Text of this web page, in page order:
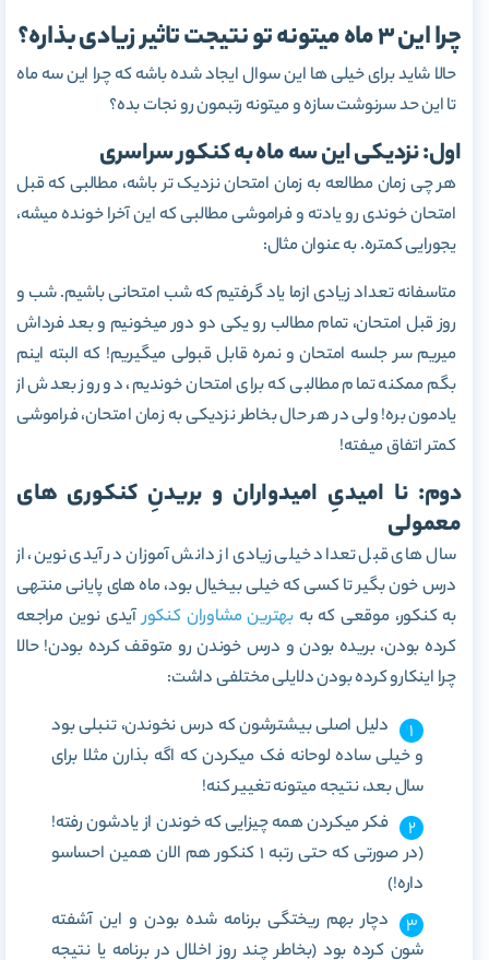
چرا این 3 ماه میتونه تو نتیجت تاثیر زیادی بذاره؟
حالا شاید برای خیلی ها این سوال ایجاد شده باشه که چرا این سه ماه
تا این حد سرنوشت سازه و میتونه رتبمون رو نجات بده؟
اول: نزدیکی این سه ماه به کنکور سراسری
هر چی زمان مطالعه به زمان امتحان نزدیک تر باشه، مطالبی که قبل
امتحان خوندی رو یادته و فراموشی مطالبی که این آخرا خونده میشه،
یجورایی کمتره. به عنوان مثال:
متاسفانه تعداد زیادی ازما یاد گرفتیم که شب امتحانی باشیم. شب و
روز قبل امتحان، تمام مطالب رو یکی دو دور میخونیم و بعد فرداش
میریم سر جلسه امتحان و نمره قابل قبولی میگیریم! که البته اینم
بگم ممکنه تمام مطالبی که برای امتحان خوندیم، دو روز بعدش از
یادمون بره! ولی در هر حال بخاطر نزدیکی به زمان امتحان، فراموشی
کمتر اتفاق میفته!
دوم: نا امیدیِ امیدواران و بریدنِ کنکوری های
معمولی
سال های قبل تعداد خیلی زیادی از دانش آموزان در آیدی نوین، از
درس خون بگیر تا کسی که خیلی بیخیال بود، ماه های پایانی منتهی
به کنکور، موقعی که به بهترین مشاوران کنکورآیدی نوین مراجعه
کرده بودن، بریده بودن و درس خوندن رو متوقف کرده بودن! حالا
چرا اینکارو کرده بودن دلایلی مختلفی داشت:
دلیل اصلی بیشترشون که درس نخوندن، تنبلی بود
و خیلی ساده لوحانه فک میکردن که اگه بذارن مثلا برای
سال بعد، نتیجه میتونه تغییر کنه!
فکر میکردن همه چیزایی که خوندن از یادشون رفته!
(در صورتی که حتی رتبه 1 کنکور هم الان همین احساسو
داره!)
دچار بهم ریختگی برنامه شده بودن و این آشفته
شون کرده بود (بخاطر چند روز اخلال در برنامه یا نتیجه